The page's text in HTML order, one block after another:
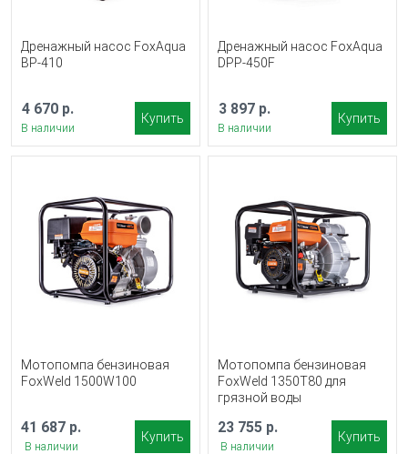
Дренажный насос FoxAqua
BP-410
4 670 р.
В наличии
Купить
Дренажный насос FoxAqua
DPP-450F
3 897 р.
В наличии
Купить
Мотопомпа бензиновая
FoxWeld 1500W100
41 687 р.
В наличии
Купить
Мотопомпа бензиновая
FoxWeld 1350T80 для
грязной воды
23 755 р.
В наличии
Купить